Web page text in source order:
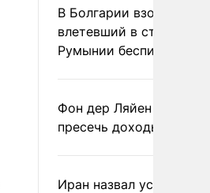
В Болгарии взорвался
влетевший в страну из
Румынии беспилотник
Фон дер Ляйен
пресечь доходы России
Иран назвал условие